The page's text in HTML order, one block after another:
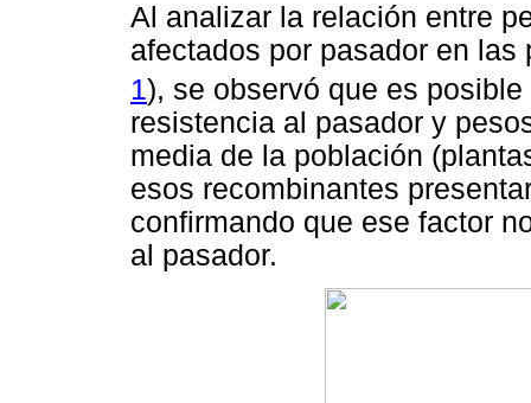
Al analizar la relación entre
afectados por pasador en
1), se observó que es
resistencia al pasador y
media de la población
esos recombinantes
confirmando que ese factor
al pasador.